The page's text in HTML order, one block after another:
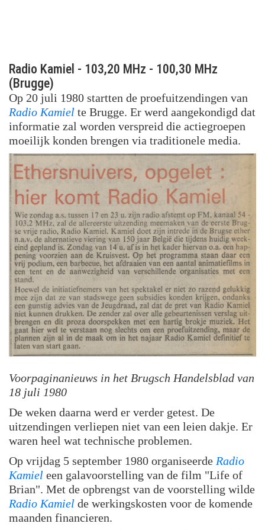
Radio Kamiel - 103,20 MHz - 100,30 MHz
(Brugge)
Op 20 juli 1980 startten de proefuitzendingen van
Radio Kamiel te Brugge. Er werd aangekondigd dat
informatie zal worden verspreid die actiegroepen
moeilijk konden brengen via traditionele media.
Voorpaginanieuws in het Brugsch Handelsblad van
18 juli 1980
De weken daarna werd er verder getest. De
uitzendingen verliepen niet van een leien dakje. Er
waren heel wat technische problemen.
Op vrijdag 5 september 1980 organiseerde Radio
Kamiel een galavoorstelling van de film "Life of
Brian". Met de opbrengst van de voorstelling wilde
Radio Kamiel de werkingskosten voor de komende
maanden financieren.